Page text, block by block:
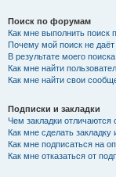
Поиск по форумам
Как мне выполнить
Почему мой поиск не даёт
В результате моего
Как мне найти
Как мне найти свои
Подписки и закладки
Чем закладки отличаются
Как мне сделать
Как мне подписаться на
Как мне отказаться от